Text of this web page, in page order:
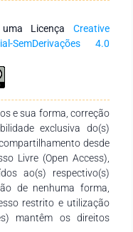
de práticas
especializada e à
comprometidas
linguísticas
educacional de
legais, mas
Licença Creative
SemDerivações 4.0
e sua forma, correção
exclusiva do(s)
desde
Livre (Open Access),
ao(s) respectivo(s)
de nenhuma forma,
restrito e utilização
mantêm os direitos